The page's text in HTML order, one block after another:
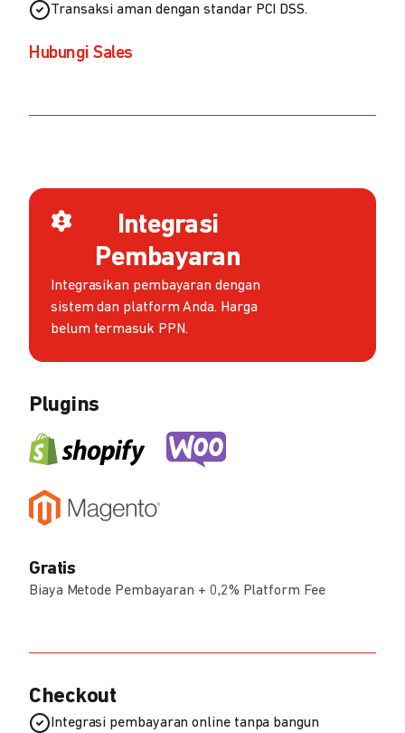
Transaksi aman dengan standar PCI DSS.
Hubungi Sales
Integrasi
Pembayaran
Integrasikan pembayaran dengan
sistem dan platform Anda. Harga
belum termasuk PPN.
Plugins
Gratis
Biaya Metode Pembayaran + 0,2% Platform Fee
Checkout
Integrasi pembayaran online tanpa bangun